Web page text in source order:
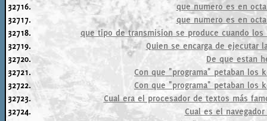
32716.
que numero es en
32717.
que numero es en
32718.
que tipo de transmision se produce cuando
32719.
Quien se encarga de ejecutar
32720.
De que estan
32721.
Con que "programa" petaban los
32722.
Con que "programa" petaban los
32723.
Cual era el procesador de textos más
32724.
Cual es el